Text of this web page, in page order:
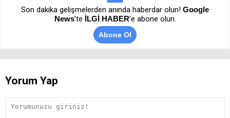
Son dakika gelişmelerden anında haberdar olun! Google
News’te İLGİ HABER'e abone olun.
Abone Ol
Yorum Yap